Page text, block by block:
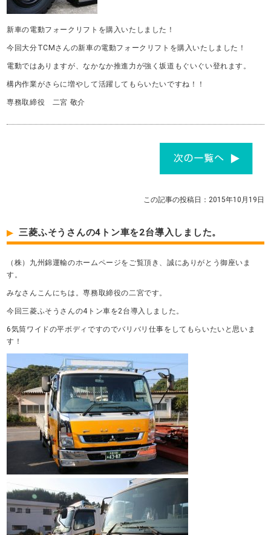
新車の電動フォークリフトを購入いたしました！
今回大分TCMさんの新車の電動フォークリフトを購入いたしました！
電動ではありますが、なかなか推進力が強く坂道もぐいぐい登れます。
構内作業がさらに増やして活躍してもらいたいですね！！
専務取締役 二宮 敬介
この記事の投稿日：2015年10月19日
三菱ふそうさんの4トン車を2台導入しました。
（株）九州錦運輸のホームページをご覧頂き、誠にありがとう御座いま
す。
みなさんこんにちは。専務取締役の二宮です。
今回三菱ふそうさんの4トン車を2台導入しました。
6気筒ワイドの平ボディですのでバリバリ仕事をしてもらいたいと思いま
す！